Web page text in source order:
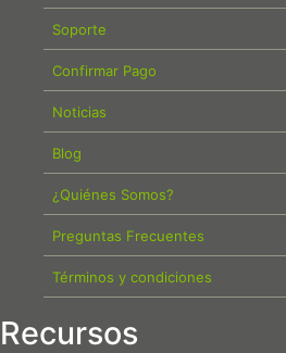
Soporte
Confirmar Pago
Noticias
Blog
¿Quiénes Somos?
Preguntas Frecuentes
Términos y condiciones
Recursos